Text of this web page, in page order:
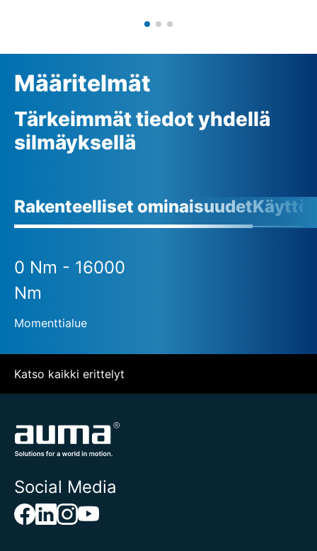
Määritelmät
Tärkeimmät tiedot yhdellä
silmäyksellä
Rakenteelliset ominaisuudet
0 Nm - 16000
Nm
Momenttialue
Katso kaikki erittelyt
Social Media